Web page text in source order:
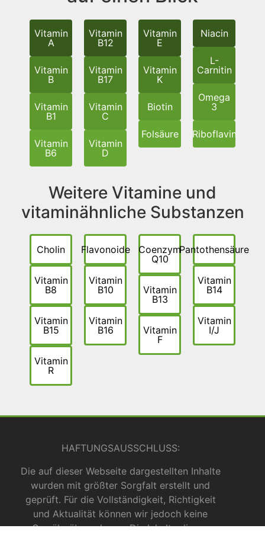
Vitamin
A
Vitamin
B
Vitamin
B1
Vitamin
B6
Vitamin
B12
Vitamin
B17
Vitamin
C
Vitamin
D
Vitamin
E
Vitamin
K
Biotin
Folsäure
Niacin
L-
Carnitin
Omega
3
Riboflavin
Weitere Vitamine und
vitaminähnliche Substanzen
Cholin
Vitamin
B8
Vitamin
B15
Vitamin
R
Flavonoide
Vitamin
B10
Vitamin
B16
Coenzym
Q10
Vitamin
B13
Vitamin
F
Pantothensäure
Vitamin
B14
Vitamin
I/J
HAFTUNGSAUSSCHLUSS:
Die auf dieser Webseite dargestellten Inhalte
wurden mit größter Sorgfalt erstellt und
geprüft. Für die Vollständigkeit, Richtigkeit
und Aktualität können wir jedoch keine
Gewähr übernehmen. Die Inhalte dienen